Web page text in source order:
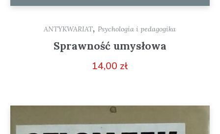
ANTYKWARIAT,Psychologia i pedagogika
Sprawność umysłowa
14,00 zł